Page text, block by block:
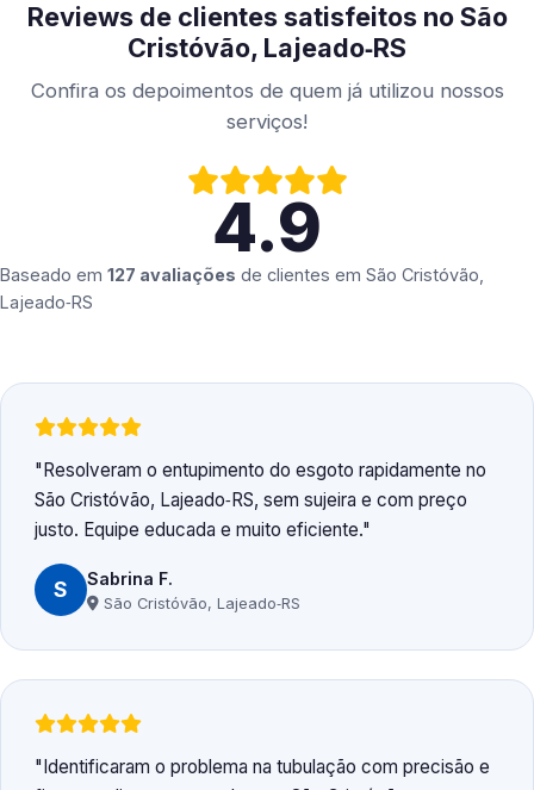
Reviews de clientes satisfeitos no São
Cristóvão, Lajeado‑RS
Confira os depoimentos de quem já utilizou nossos
serviços!
4.9
Baseado em 127 avaliações de clientes em São Cristóvão,
Lajeado‑RS
Resolveram o entupimento do esgoto rapidamente no
São Cristóvão, Lajeado‑RS, sem sujeira e com preço
justo. Equipe educada e muito eficiente.
S Sabrina F.
São Cristóvão, Lajeado‑RS
Identificaram o problema na tubulação com precisão e